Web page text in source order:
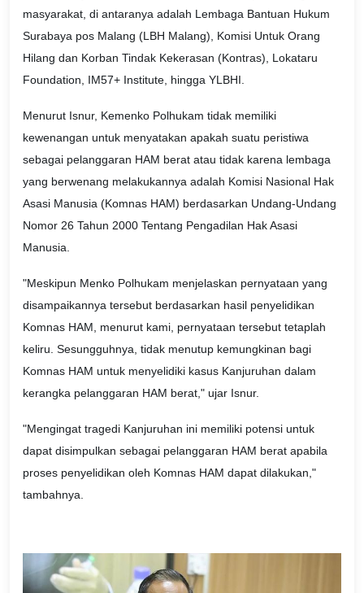
masyarakat, di antaranya adalah Lembaga Bantuan Hukum
Surabaya pos Malang (LBH Malang), Komisi Untuk Orang
Hilang dan Korban Tindak Kekerasan (Kontras), Lokataru
Foundation, IM57+ Institute, hingga YLBHI.
Menurut Isnur, Kemenko Polhukam tidak memiliki
kewenangan untuk menyatakan apakah suatu peristiwa
sebagai pelanggaran HAM berat atau tidak karena lembaga
yang berwenang melakukannya adalah Komisi Nasional Hak
Asasi Manusia (Komnas HAM) berdasarkan Undang-Undang
Nomor 26 Tahun 2000 Tentang Pengadilan Hak Asasi
Manusia.
"Meskipun Menko Polhukam menjelaskan pernyataan yang
disampaikannya tersebut berdasarkan hasil penyelidikan
Komnas HAM, menurut kami, pernyataan tersebut tetaplah
keliru. Sesungguhnya, tidak menutup kemungkinan bagi
Komnas HAM untuk menyelidiki kasus Kanjuruhan dalam
kerangka pelanggaran HAM berat," ujar Isnur.
"Mengingat tragedi Kanjuruhan ini memiliki potensi untuk
dapat disimpulkan sebagai pelanggaran HAM berat apabila
proses penyelidikan oleh Komnas HAM dapat dilakukan,"
tambahnya.